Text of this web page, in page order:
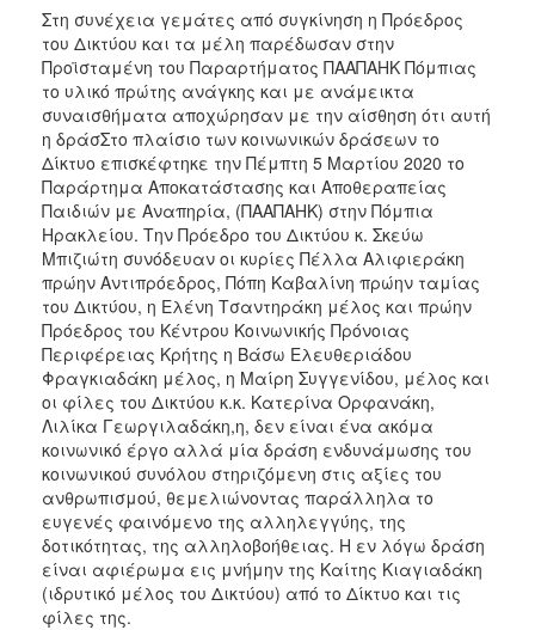
ΔΗΜΟΣ
ΠΟΛΙΤΙΣΜΟΣ
ΑΝΘΕΚΤΙΚΗ
ΠΟΛΗ
Στη συνέχεια γεμάτες από συγκίνηση η Πρόεδρος
του Δικτύου και τα μέλη παρέδωσαν στην
Προϊσταμένη του Παραρτήματος ΠΑΑΠΑΗΚ Πόμπιας
το υλικό πρώτης ανάγκης και με ανάμεικτα
συναισθήματα αποχώρησαν με την αίσθηση ότι αυτή
η δράσΣτο πλαίσιο των κοινωνικών δράσεων το
Δίκτυο επισκέφτηκε την Πέμπτη 5 Μαρτίου 2020 το
Παράρτημα Αποκατάστασης και Αποθεραπείας
Παιδιών με Αναπηρία, (ΠΑΑΠΑΗΚ) στην Πόμπια
Ηρακλείου. Την Πρόεδρο του Δικτύου κ. Σκεύω
Μπιζιώτη συνόδευαν οι κυρίες Πέλλα Αλιφιεράκη
πρώην Αντιπρόεδρος, Πόπη Καβαλίνη πρώην ταμίας
του Δικτύου, η Ελένη Τσαντηράκη μέλος και πρώην
Πρόεδρος του Κέντρου Κοινωνικής Πρόνοιας
Περιφέρειας Κρήτης η Βάσω Ελευθεριάδου
Φραγκιαδάκη μέλος, η Μαίρη Συγγενίδου, μέλος και
οι φίλες του Δικτύου κ.κ. Κατερίνα Oρφανάκη,
Λιλίκα Γεωργιλαδάκη,η, δεν είναι ένα ακόμα
κοινωνικό έργο αλλά μία δράση ενδυνάμωσης του
κοινωνικού συνόλου στηριζόμενη στις αξίες του
ανθρωπισμού, θεμελιώνοντας παράλληλα το
ευγενές φαινόμενο της αλληλεγγύης, της
δοτικότητας, της αλληλοβοήθειας. Η εν λόγω δράση
είναι αφιέρωμα εις μνήμην της Καίτης Κιαγιαδάκη
(ιδρυτικό μέλος του Δικτύου) από το Δίκτυο και τις
φίλες της.